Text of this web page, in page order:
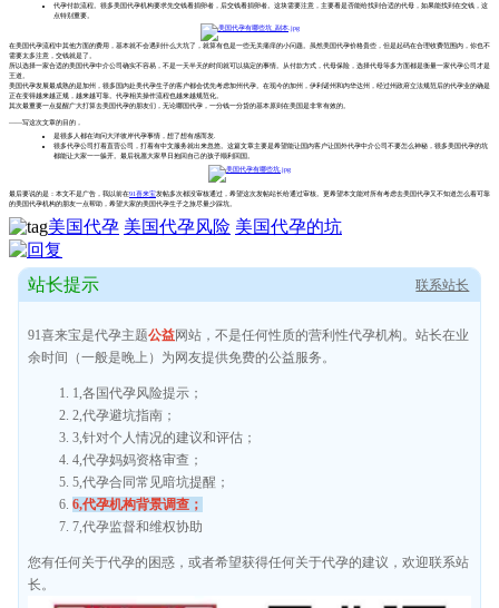
代孕付款流程。很多美国代孕机构要求先交钱看捐卵者，后交钱看捐卵者。这块需要注意，主要看是否能给找到合适的代母，如果能找到在交钱，这
点特别重要。
在美国代孕流程中其他方面的费用，基本就不会遇到什么大坑了，就算有也是一些无关痛痒的小问题。虽然美国代孕价格贵些，但是起码在合理收费范围内，你也不
需要太多注意，交钱就是了。
所以选择一家合适的美国代孕中介公司确实不容易，不是一天半天的时间就可以搞定的事情。从付款方式，代母保险，选择代母等多方面都是衡量一家代孕公司才是
王道。
美国代孕发展最成熟的是加州，很多国内赴美代孕生子的客户都会优先考虑加州代孕。在现今的加州，伊利诺州和内华达州，经过州政府立法规范后的代孕业的确是
正在变得越来越正规，越来越可靠。代孕相关操作流程也越来越规范化。
其次最重要一点提醒广大打算去美国代孕的朋友们，无论哪国代孕，一分钱一分货的基本原则在美国是非常有效的。
——写这次文章的目的，
是很多人都在询问大洋彼岸代孕事情，想了想有感而发.
很多代孕公司打着直营公司，打着有中文服务就出来忽悠。这篇文章主要是希望能让国内客户让国外代孕中介公司不要怎么神秘，很多美国代孕的坑
都能让大家一一躲开。最后祝愿大家早日抱回自己的孩子顺利回国。
最后要说的是：本文不是广告，我以前在91喜来宝发帖多次都没审核通过，希望这次发帖站长给通过审核。更希望本文能对所有考虑去美国代孕又不知道怎么着可靠
的美国代孕机构的朋友一点帮助，希望大家的美国代孕生子之旅尽量少踩坑。
美国代孕 美国代孕风险 美国代孕的坑
站长提示
91喜来宝是代孕主题公益网站，不是任何性质的营利性代孕机构。站长在业
余时间（一般是晚上）为网友提供免费的公益服务。
1,各国代孕风险提示；
2,代孕避坑指南；
3,针对个人情况的建议和评估；
4,代孕妈妈资格审查；
5,代孕合同常见暗坑提醒；
6,代孕机构背景调查；
7,代孕监督和维权协助
您有任何关于代孕的困惑，或者希望获得任何关于代孕的建议，欢迎联系站
长。
联系站长